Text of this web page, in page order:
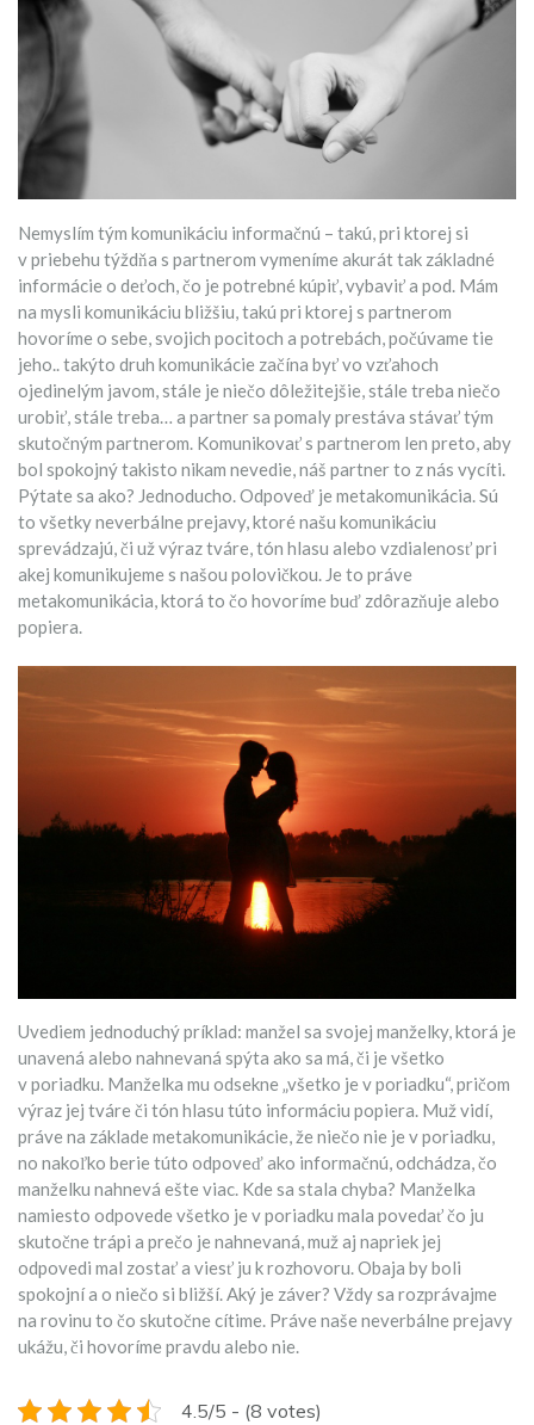
Nemyslím tým komunikáciu informačnú – takú, pri ktorej si
v priebehu týždňa s partnerom vymeníme akurát tak základné
informácie o deťoch, čo je potrebné kúpiť, vybaviť a pod. Mám
na mysli komunikáciu bližšiu, takú pri ktorej s partnerom
hovoríme o sebe, svojich pocitoch a potrebách, počúvame tie
jeho.. takýto druh komunikácie začína byť vo vzťahoch
ojedinelým javom, stále je niečo dôležitejšie, stále treba niečo
urobiť, stále treba… a partner sa pomaly prestáva stávať tým
skutočným partnerom. Komunikovať s partnerom len preto, aby
bol spokojný takisto nikam nevedie, náš partner to z nás vycíti.
Pýtate sa ako? Jednoducho. Odpoveď je metakomunikácia. Sú
to všetky neverbálne prejavy, ktoré našu komunikáciu
sprevádzajú, či už výraz tváre, tón hlasu alebo vzdialenosť pri
akej komunikujeme s našou polovičkou. Je to práve
metakomunikácia, ktorá to čo hovoríme buď zdôrazňuje alebo
popiera.
Uvediem jednoduchý príklad: manžel sa svojej manželky, ktorá je
unavená alebo nahnevaná spýta ako sa má, či je všetko
v poriadku. Manželka mu odsekne „všetko je v poriadku“, pričom
výraz jej tváre či tón hlasu túto informáciu popiera. Muž vidí,
práve na základe metakomunikácie, že niečo nie je v poriadku,
no nakoľko berie túto odpoveď ako informačnú, odchádza, čo
manželku nahnevá ešte viac. Kde sa stala chyba? Manželka
namiesto odpovede všetko je v poriadku mala povedať čo ju
skutočne trápi a prečo je nahnevaná, muž aj napriek jej
odpovedi mal zostať a viesť ju k rozhovoru. Obaja by boli
spokojní a o niečo si bližší.Aký je záver? Vždy sa rozprávajme
na rovinu to čo skutočne cítime. Práve naše neverbálne prejavy
ukážu, či hovoríme pravdu alebo nie.
4.5/5 - (8 votes)